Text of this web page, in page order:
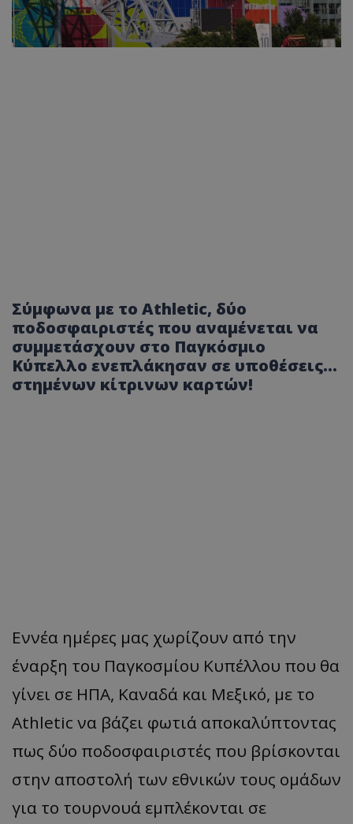
Σύμφωνα με το Athletic, δύο
ποδοσφαιριστές που αναμένεται να
συμμετάσχουν στο Παγκόσμιο
Κύπελλο ενεπλάκησαν σε υποθέσεις...
στημένων κίτρινων καρτών!
Εννέα ημέρες μας χωρίζουν από την
έναρξη του Παγκοσμίου Κυπέλλου που θα
γίνει σε ΗΠΑ, Καναδά και Μεξικό, με το
Athletic να βάζει φωτιά αποκαλύπτοντας
πως δύο ποδοσφαιριστές που βρίσκονται
στην αποστολή των εθνικών τους ομάδων
για το τουρνουά εμπλέκονται σε